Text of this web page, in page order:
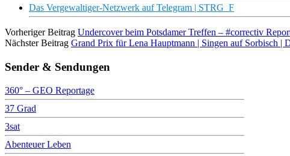
Das Vergewaltiger-Netzwerk auf Telegram | STRG_F
Vorheriger Beitrag Undercover beim Potsdamer Treffen – #correctiv
Nächster Beitrag Grand Prix für Lena Hauptmann | Singen auf Sorbisch |
Sender & Sendungen
360° – GEO Reportage
37 Grad
3sat
Abenteuer Leben